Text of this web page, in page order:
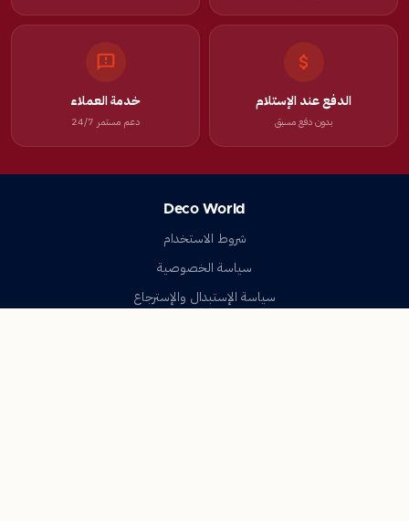
الدفع عند الإستلام
بدون دفع مسبق
خدمة العملاء
دعم مستمر 24/7
Deco World
شروط الاستخدام
سياسة الخصوصية
سياسة الإستبدال والإسترجاع